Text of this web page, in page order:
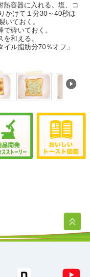
容器に入れる。塩、コ
かけて１分30～40秒ほ
いておく。
砕いておく。
和える。
ル脂肪分70％オフ」